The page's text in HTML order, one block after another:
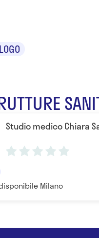
Studio medico Chiara
Milano